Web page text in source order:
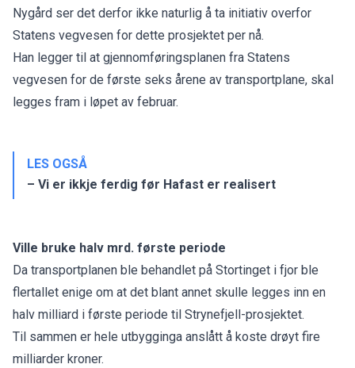
Nygård ser det derfor ikke naturlig å ta initiativ overfor
Statens vegvesen for dette prosjektet per nå.
Han legger til at gjennomføringsplanen fra Statens
vegvesen for de første seks årene av transportplane, skal
legges fram i løpet av februar.
LES OGSÅ
– Vi er ikkje ferdig før Hafast er realisert
Ville bruke halv mrd. første periode
Da transportplanen ble behandlet på Stortinget i fjor ble
flertallet enige om at det blant annet skulle legges inn en
halv milliard i første periode til Strynefjell-prosjektet.
Til sammen er hele utbygginga anslått å koste drøyt fire
milliarder kroner.